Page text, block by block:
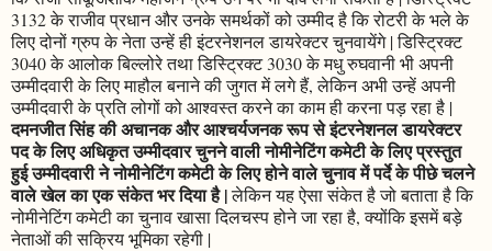
3132 के राजीव प्रधान और उनके समर्थकों को उम्मीद है कि रोटरी के भले के
लिए दोनों ग्रुप के नेता उन्हें ही इंटरनेशनल डायरेक्टर चुनवायेंगे | डिस्ट्रिक्ट
3040 के आलोक बिल्लोरे तथा डिस्ट्रिक्ट 3030 के मधु रुघवानी भी अपनी
उम्मीदवारी के लिए माहौल बनाने की जुगत में लगे हैं, लेकिन अभी उन्हें अपनी
उम्मीदवारी के प्रति लोगों को आश्वस्त करने का काम ही करना पड़ रहा है |
दमनजीत सिंह की अचानक और आश्चर्यजनक रूप से इंटरनेशनल डायरेक्टर
पद के लिए अधिकृत उम्मीदवार चुनने वाली नोमीनेटिंग कमेटी के लिए प्रस्तुत
हुई उम्मीदवारी ने नोमीनेटिंग कमेटी के लिए होने वाले चुनाव में पर्दे के पीछे चलने
वाले खेल का एक संकेत भर दिया है |लेकिन यह ऐसा संकेत है जो बताता है कि
नोमीनेटिंग कमेटी का चुनाव खासा दिलचस्प होने जा रहा है, क्योंकि इसमें बड़े
नेताओं की सक्रिय भूमिका रहेगी |